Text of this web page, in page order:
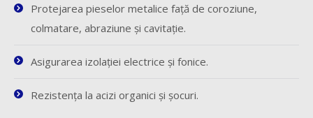
Protejarea pieselor metalice faţă de coroziune,
colmatare, abraziune şi cavitaţie.
Asigurarea izolaţiei electrice şi fonice.
Rezistenţa la acizi organici şi şocuri.